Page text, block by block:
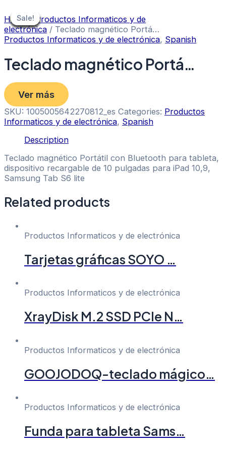
to
content
Sale!
Home/ Productos Informaticos y de
electrónica / Teclado magnético Portá…
Productos Informaticos y de electrónica, Spanish
Teclado magnético Portá…
Ver más
SKU: 1005005642270812_es Categories: Productos
Informaticos y de electrónica, Spanish
Description
Teclado magnético Portátil con Bluetooth para tableta,
dispositivo recargable de 10 pulgadas para iPad 10,9,
Samsung Tab S6 lite
Related products
Sale!
Sale!
Productos Informaticos y de electrónica
Tarjetas gráficas SOYO …
Sale!
Sale!
Productos Informaticos y de electrónica
XrayDisk M.2 SSD PCIe N…
Sale!
Sale!
Productos Informaticos y de electrónica
GOOJODOQ-teclado mágico…
Sale!
Sale!
Productos Informaticos y de electrónica
Funda para tableta Sams…